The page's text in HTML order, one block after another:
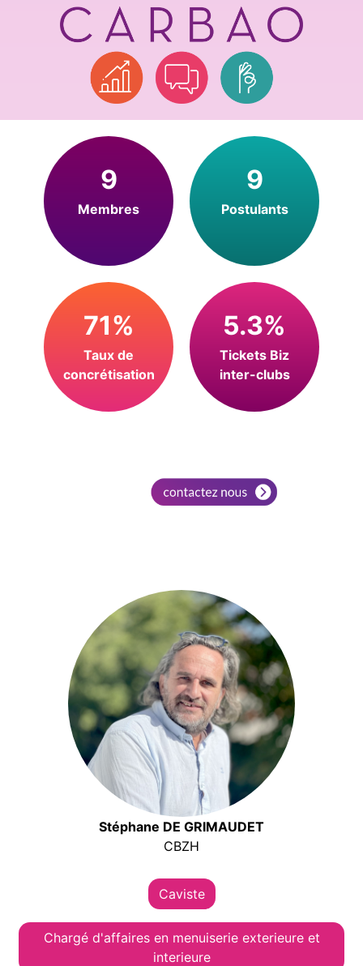
9
Membres
9
Postulants
71%
Taux de
concrétisation
5.3%
Tickets Biz
inter-clubs
Stéphane DE GRIMAUDET
CBZH
Caviste
Chargé d'affaires en menuiserie exterieure et
interieure